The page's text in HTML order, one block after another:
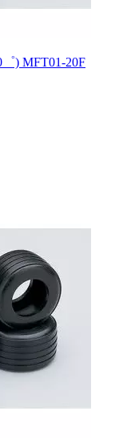
) MFT01-20F